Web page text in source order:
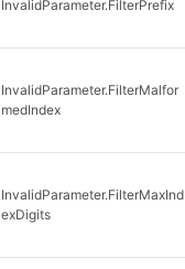
InvalidParameter.FilterPrefix
InvalidParameter.FilterMalfor
medIndex
InvalidParameter.FilterMaxInd
exDigits